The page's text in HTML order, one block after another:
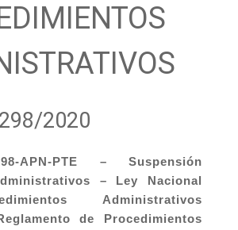
2020
298-APN-PTE – Suspensión
– Ley Nacional
Administrativos
de Procedimientos